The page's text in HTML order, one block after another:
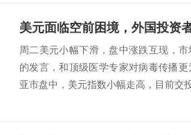
周二美元小幅下滑，盘中涨跌互现，
的发言，和顶级医学专家对病毒传播
亚市盘中，美元指数小幅走高，目前交